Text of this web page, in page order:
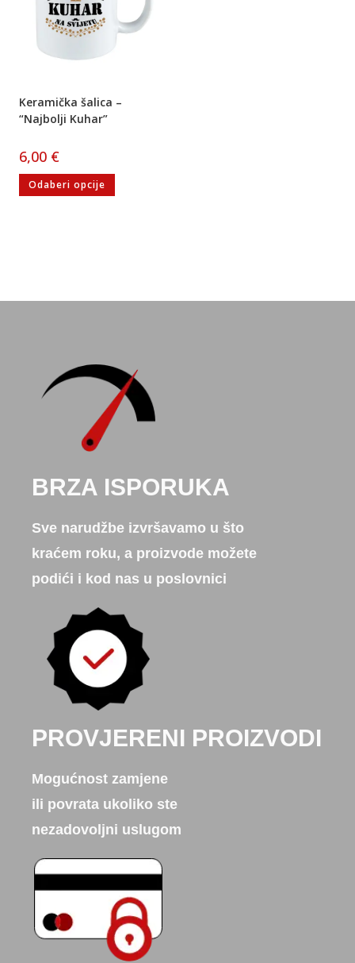
Keramička šalica –
“Najbolji Kuhar”
6,00 €
Odaberi opcije
BRZA ISPORUKA
Sve narudžbe izvršavamo u što
kraćem roku, a proizvode možete
podići i kod nas u poslovnici
PROVJERENI PROIZVODI
Mogućnost zamjene
ili povrata ukoliko ste
nezadovoljni uslugom